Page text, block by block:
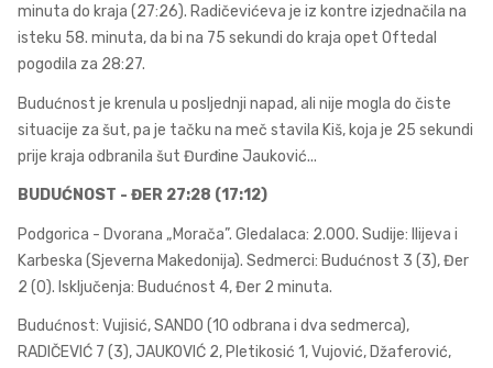
minuta do kraja (27:26). Radičevićeva je iz kontre izjednačila na
isteku 58. minuta, da bi na 75 sekundi do kraja opet Oftedal
pogodila za 28:27.
Budućnost je krenula u posljednji napad, ali nije mogla do čiste
situacije za šut, pa je tačku na meč stavila Kiš, koja je 25 sekundi
prije kraja odbranila šut Đurđine Jauković...
BUDUĆNOST - ĐER 27:28 (17:12)
Podgorica - Dvorana „Morača”. Gledalaca: 2.000. Sudije: Ilijeva i
Karbeska (Sjeverna Makedonija). Sedmerci: Budućnost 3 (3), Đer
2 (0). Isključenja: Budućnost 4, Đer 2 minuta.
Budućnost: Vujisić, SANDO (10 odbrana i dva sedmerca),
RADIČEVIĆ 7 (3), JAUKOVIĆ 2, Pletikosić 1, Vujović, Džaferović,